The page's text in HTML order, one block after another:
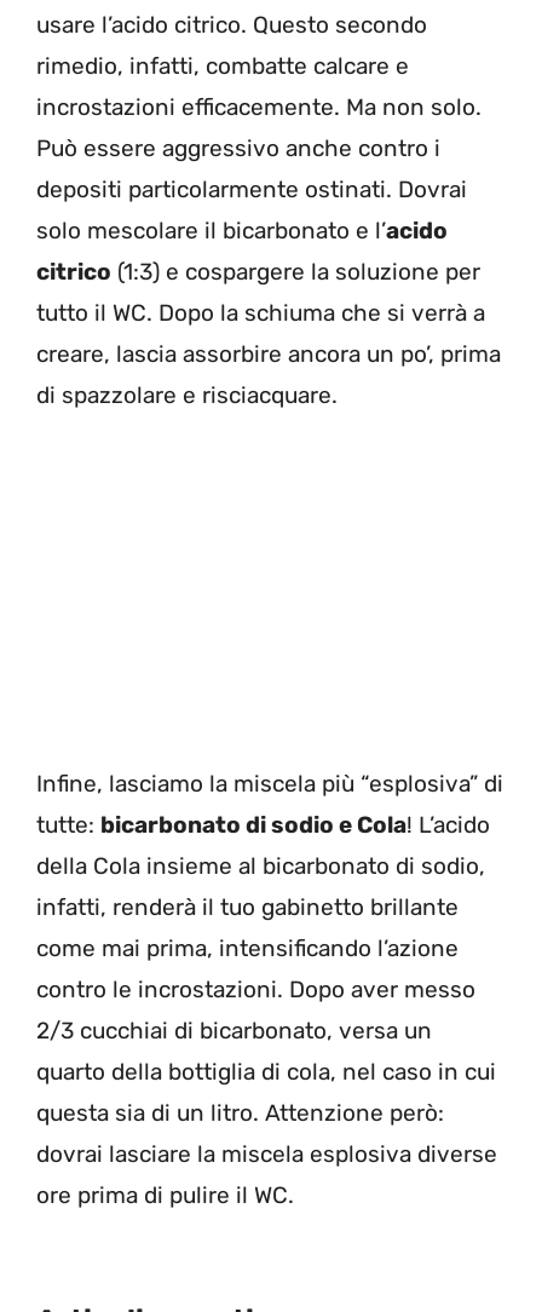
usare l’acido citrico. Questo secondo
rimedio, infatti, combatte calcare e
incrostazioni efficacemente. Ma non solo.
Può essere aggressivo anche contro i
depositi particolarmente ostinati. Dovrai
solo mescolare il bicarbonato e l’acido
citrico (1:3) e cospargere la soluzione per
tutto il WC. Dopo la schiuma che si verrà a
creare, lascia assorbire ancora un po’, prima
di spazzolare e risciacquare.
Infine, lasciamo la miscela più “esplosiva” di
tutte: bicarbonato di sodio e Cola! L’acido
della Cola insieme al bicarbonato di sodio,
infatti, renderà il tuo gabinetto brillante
come mai prima, intensificando l’azione
contro le incrostazioni. Dopo aver messo
2/3 cucchiai di bicarbonato, versa un
quarto della bottiglia di cola, nel caso in cui
questa sia di un litro. Attenzione però:
dovrai lasciare la miscela esplosiva diverse
ore prima di pulire il WC.